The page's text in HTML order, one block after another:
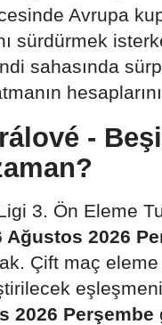
Avrupa
sürdürmek
sahasında
hesaplarını
-
3. Ön Eleme
Ağustos 2026
Çift maç
2026 Perşembe